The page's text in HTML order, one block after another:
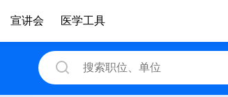
宣讲会 医学工具